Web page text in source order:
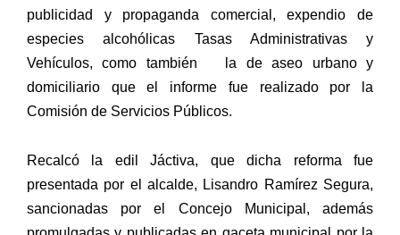
publicidad y propaganda comercial, expendio de
especies alcohólicas Tasas Administrativas y
Vehículos, como también la de aseo urbano y
domiciliario que el informe fue realizado por la
Comisión de Servicios Públicos.
Recalcó la edil Jáctiva, que dicha reforma fue
presentada por el alcalde, Lisandro Ramírez Segura,
sancionadas por el Concejo Municipal, además